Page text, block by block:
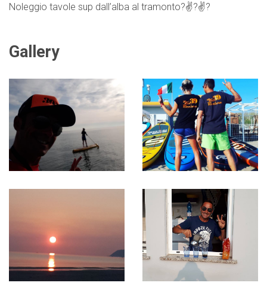
Noleggio tavole sup dall’alba al tramonto?✌?✌?
Gallery